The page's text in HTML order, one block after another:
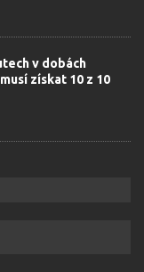
v dobách
získat 10 z 10